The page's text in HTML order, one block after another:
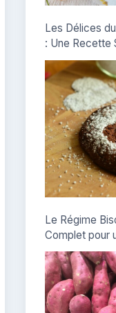
Les Délices
: Une Recette
Le Régime
Complet pour